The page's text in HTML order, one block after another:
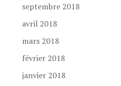
septembre 2018
avril 2018
mars 2018
février 2018
janvier 2018